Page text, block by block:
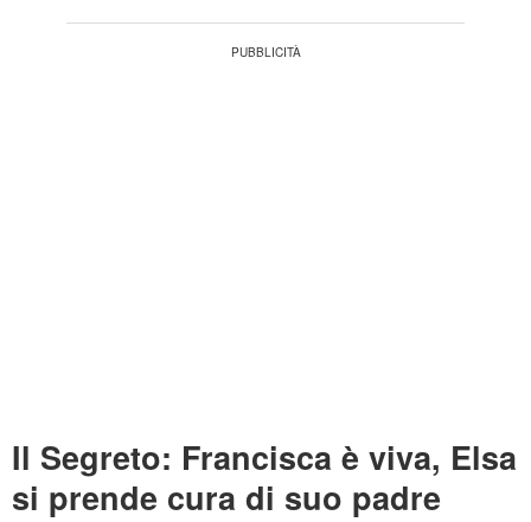
Il Segreto: Francisca è viva, Elsa
si prende cura di suo padre